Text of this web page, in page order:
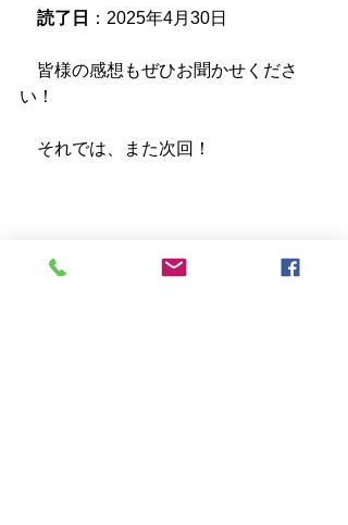
読了日 ：2025年4月30日
皆様の感想もぜひお聞かせくださ
い！
それでは、また次回！